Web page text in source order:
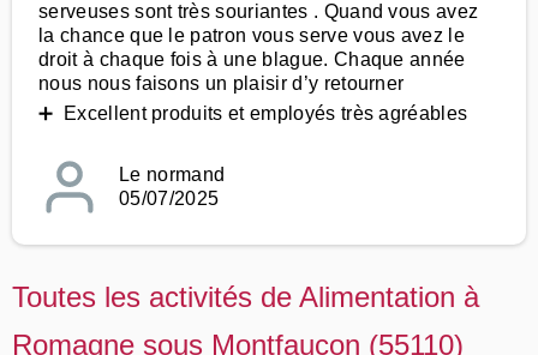
serveuses sont très souriantes . Quand vous avez
la chance que le patron vous serve vous avez le
droit à chaque fois à une blague. Chaque année
nous nous faisons un plaisir d’y retourner
➕ Excellent produits et employés très agréables
Le normand
05/07/2025
Toutes les activités de Alimentation à
Romagne sous Montfaucon (55110)